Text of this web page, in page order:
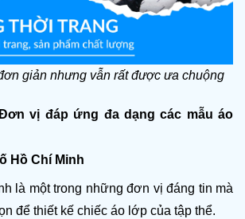
giản nhưng vẫn rất được ưa chuộng
vị đáp ứng đa dạng các mẫu áo
Hồ Chí Minh
là một trong những đơn vị đáng tin mà
để thiết kế chiếc áo lớp của tập thể.